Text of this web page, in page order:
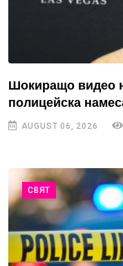
Шокиращо видео
полицейска
AUGUST 06, 2026
СВЯТ